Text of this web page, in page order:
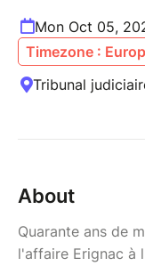
Mon Oct 05,
Timezone :
Tribunal
About
Quarante ans de
l'affaire Erignac à